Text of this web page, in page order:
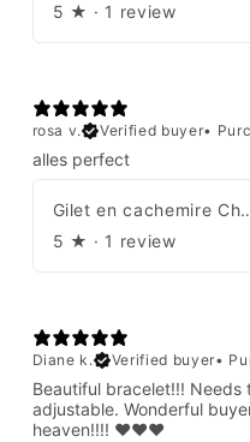
5 ★ · 1 review
rosa v.
Verified buyer•
alles perfect
Gilet en
5 ★ · 1 review
Diane k.
Verified buyer•
Beautiful bracelet!!! Needs
adjustable. Wonderful
heaven!!!! ❤️❤️❤️